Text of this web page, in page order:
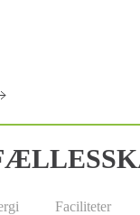
Faciliteter